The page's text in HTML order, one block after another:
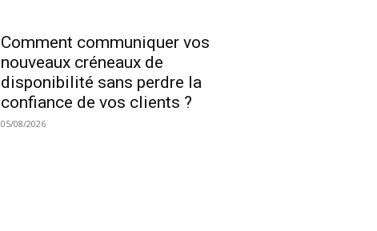
Comment communiquer vos
nouveaux créneaux de
disponibilité sans perdre la
confiance de vos clients ?
05/08/2026